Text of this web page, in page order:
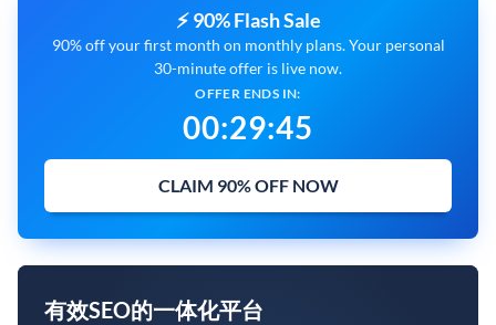
⚡ 90% Flash Sale
90% off your first month on monthly plans. Your personal
30-minute offer is live now.
OFFER ENDS IN:
00:29:43
CLAIM 90% OFF NOW
有效SEO的一体化平台